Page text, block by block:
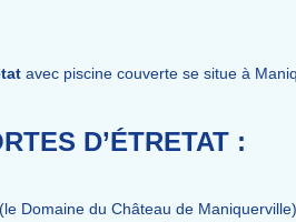
avec piscine couverte se situe à
D’ÉTRETAT :
(le Domaine du Château de